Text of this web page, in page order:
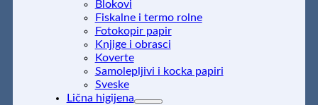
Blokovi
Fiskalne i termo rolne
Fotokopir papir
Knjige i obrasci
Koverte
Samolepljivi i kocka papiri
Sveske
Lična higijena